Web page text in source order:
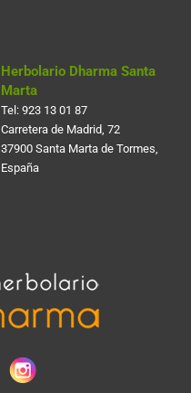
Herbolario Dharma Santa
Marta
Tel: 923 13 01 87
Carretera de Madrid, 72
37900 Santa Marta de Tormes,
España